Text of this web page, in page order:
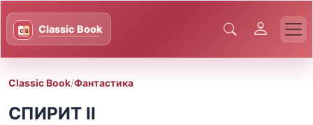
Classic Book/Фантастика
СПИРИТ II